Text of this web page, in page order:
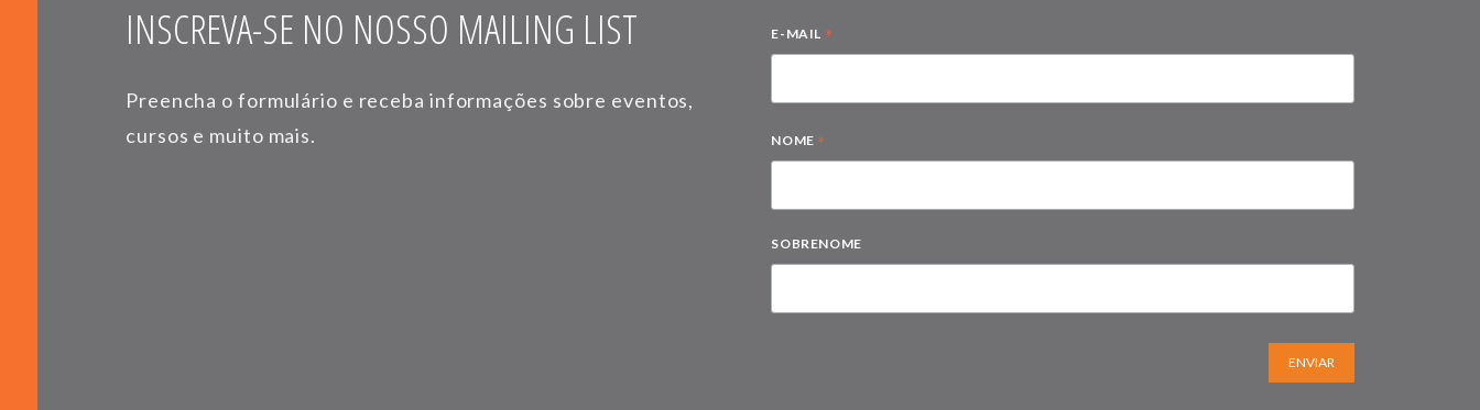
INSCREVA-SE NO NOSSO MAILING LIST
Preencha o formulário e receba informações sobre eventos,
cursos e muito mais.
E-MAIL *
NOME *
SOBRENOME
ENVIAR